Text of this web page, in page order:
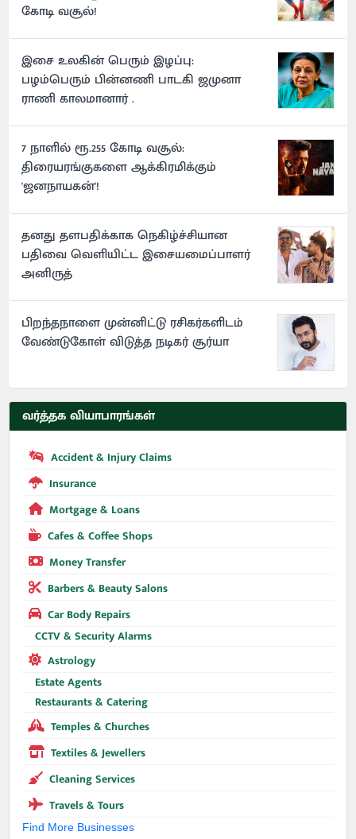
கோடி வசூல்!
இசை உலகின் பெரும் இழப்பு:
பழம்பெரும் பின்னணி பாடகி ஜமுனா
ராணி காலமானார் .
7 நாளில் ரூ.255 கோடி வசூல்:
திரையரங்குகளை ஆக்கிரமிக்கும்
'ஜனநாயகன்'!
தனது தளபதிக்காக நெகிழ்ச்சியான
பதிவை வெளியிட்ட இசையமைப்பாளர்
அனிருத்
பிறந்தநாளை முன்னிட்டு ரசிகர்களிடம்
வேண்டுகோள் விடுத்த நடிகர் சூர்யா
வர்த்தக வியாபாரங்கள்
Accident & Injury Claims
Insurance
Mortgage & Loans
Cafes & Coffee Shops
Money Transfer
Barbers & Beauty Salons
Car Body Repairs
CCTV & Security Alarms
Astrology
Estate Agents
Restaurants & Catering
Temples & Churches
Textiles & Jewellers
Cleaning Services
Travels & Tours
Find More Businesses